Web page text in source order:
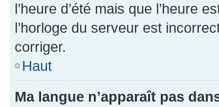
l’heure d’été mais que l’heure
l’horloge du serveur est
corriger.
Haut
Ma langue n’apparaît pas